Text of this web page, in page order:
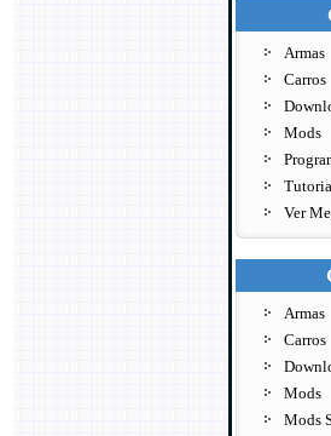
Armas
Carros
Mods
Ver
Armas
Carros
Mods
Mods